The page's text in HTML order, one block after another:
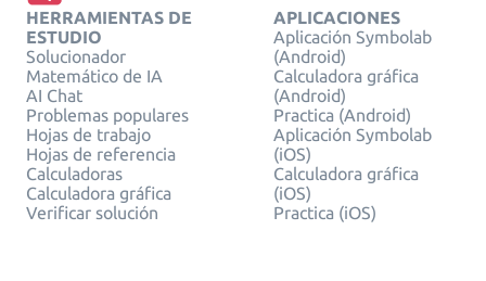
HERRAMIENTAS DE
ESTUDIO
Solucionador
Matemático de IA
AI Chat
Problemas populares
Hojas de trabajo
Hojas de referencia
Calculadoras
Calculadora gráfica
Verificar solución
APLICACIONES
Aplicación Symbolab
(Android)
Calculadora gráfica
(Android)
Practica (Android)
Aplicación Symbolab
(iOS)
Calculadora gráfica
(iOS)
Practica (iOS)